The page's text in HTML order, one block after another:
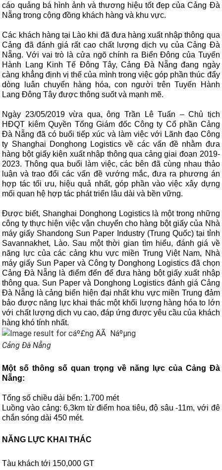
cáo quảng bá hình ảnh và thương hiệu tốt đẹp của Cảng Đà
Nẵng trong cộng đồng khách hàng và khu vực.
Các khách hàng tại Lào khi đã đưa hàng xuất nhập thông qua
Cảng đã đánh giá rất cao chất lượng dịch vụ của Cảng Đà
Nẵng. Với vai trò là cửa ngõ chính ra Biển Đông của Tuyến
Hành Lang Kinh Tế Đông Tây, Cảng Đà Nẵng đang ngày
càng khẳng định vị thế của mình trong việc góp phần thúc đẩy
dòng luân chuyển hàng hóa, con người trên Tuyến Hành
Lang Đông Tây được thông suốt và mạnh mẽ.
Ngày 23/05/2019 vừa qua, ông Trần Lê Tuấn – Chủ tịch
HĐQT kiêm Quyền Tổng Giám đốc Công ty Cổ phần Cảng
Đà Nẵng đã có buổi tiếp xúc và làm việc với Lãnh đạo Công
ty Shanghai Donghong Logistics về các vấn đề nhằm đưa
hàng bột giấy kiện xuất nhập thông qua cảng giai đoạn 2019-
2023. Thông qua buổi làm việc, các bên đã cùng nhau thảo
luận và trao đổi các vấn đề vướng mắc, đưa ra phương án
hợp tác tối ưu, hiệu quả nhất, góp phần vào việc xây dựng
mối quan hệ hợp tác phát triển lâu dài và bền vững.
Được biết, Shanghai Donghong Logistics là một trong những
công ty thực hiện việc vận chuyển cho hàng bột giấy của Nhà
máy giấy Shandong Sun Paper Industry (Trung Quốc) tại tỉnh
Savannakhet, Lào. Sau một thời gian tìm hiểu, đánh giá về
năng lực của các cảng khu vực miền Trung Việt Nam, Nhà
máy giấy Sun Paper và Công ty Donghong Logistics đã chọn
Cảng Đà Nẵng là điểm đến để đưa hàng bột giấy xuất nhập
thông qua. Sun Paper và Donghong Logistics đánh giá Cảng
Đà Nẵng là cảng biển hiện đại nhất khu vực miền Trung đảm
bảo được năng lực khai thác một khối lượng hàng hóa to lớn
với chất lượng dịch vụ cao, đáp ứng được yêu cầu của khách
hàng khó tính nhất.
Cảng Đà Nẵng
Một số thông số quan trọng về năng lực của Cảng Đà
Nẵng:
Tổng số chiều dài bến: 1.700 mét
Luồng vào cảng: 6,3km từ điểm hoa tiêu, độ sâu -11m, với đê
chắn sóng dài 450 mét.
NĂNG LỰC KHAI THÁC
Tàu khách tới 150,000 GT